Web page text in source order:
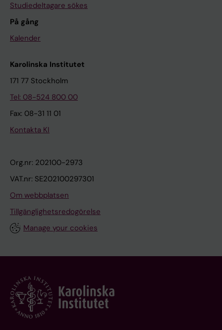
Studiedeltagare sökes
På gång
Kalender
Karolinska Institutet
171 77 Stockholm
Tel: 08-524 800 00
Fax: 08-31 11 01
Kontakta KI
Org.nr: 202100-2973
VAT.nr: SE202100297301
Om webbplatsen
Tillgänglighetsredogörelse
Manage your cookies